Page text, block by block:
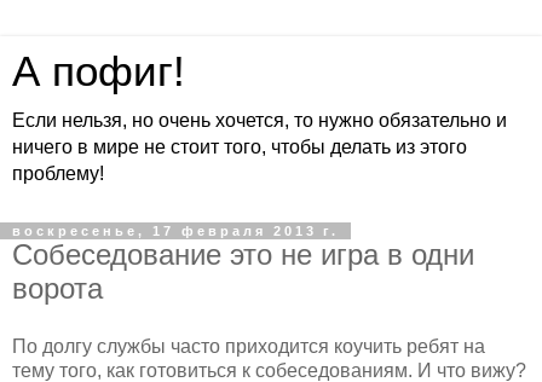
А пофиг!
Если нельзя, но очень хочется, то нужно обязательно и
ничего в мире не стоит того, чтобы делать из этого
проблему!
воскресенье, 17 февраля 2013 г.
Собеседование это не игра в одни
ворота
По долгу службы часто приходится коучить ребят на
тему того, как готовиться к собеседованиям. И что вижу?